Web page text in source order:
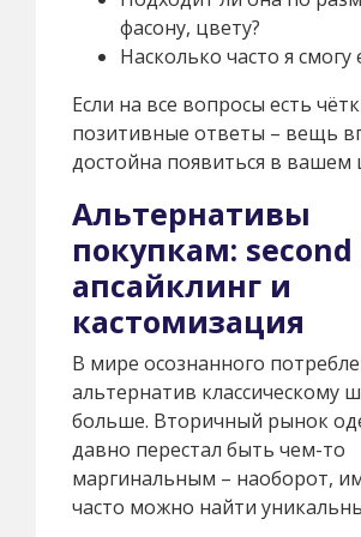
фасону, цвету?
Насколько часто я смогу
Если на все вопросы есть
позитивные ответы – вещь
достойна появиться в вашем
Альтернативы
покупкам:
апсайклинг и
кастомизация
В мире осознанного
альтернатив классическому
больше. Вторичный рынок
давно перестал быть чем-то
маргинальным – наоборот,
часто можно найти